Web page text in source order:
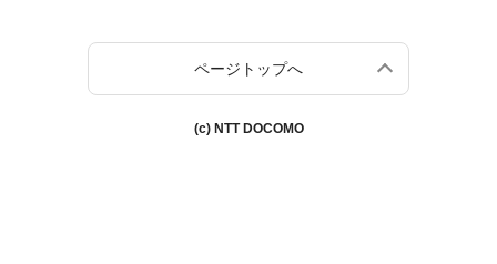
ページトップへ
(c) NTT DOCOMO